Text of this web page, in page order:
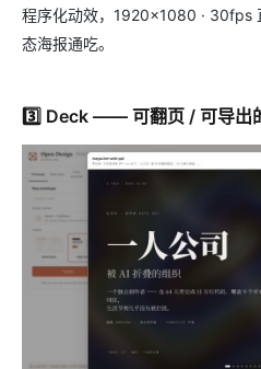
程序化动效，1920×1080 · 30fps
态海报通吃。
3️⃣ Deck —— 可翻页 / 可导出